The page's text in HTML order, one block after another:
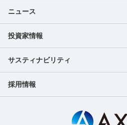
沿革
アクセス
仕事をお探しの個人の方
転職支援サービス
フリーランス向けサービス
副業サービス
ご人材をお探しの法人の方
ニュース
プレスリリース
AXIS Insights
投資家情報
会長CEOご挨拶
成長戦略
IR最新ニュース（適時開示等）
サスティナビリティ
SDGｓへの取り組み
採用情報